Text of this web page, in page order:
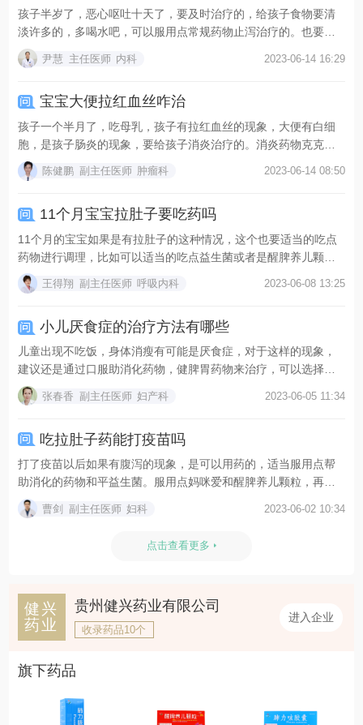
孩子半岁了，恶心呕吐十天了，要及时治疗的，给孩子食物要清
淡许多的，多喝水吧，可以服用点常规药物止泻治疗的。也要服
用...
尹慧 主任医师 内科 2023-06-14 16:29
宝宝大便拉红血丝咋治
孩子一个半月了，吃母乳，孩子有拉红血丝的现象，大便有白细
胞，是孩子肠炎的现象，要给孩子消炎治疗的。消炎药物克克常
规...
陈健鹏 副主任医师 肿瘤科 2023-06-14 08:50
11个月宝宝拉肚子要吃药吗
11个月的宝宝如果是有拉肚子的这种情况，这个也要适当的吃点
药物进行调理，比如可以适当的吃点益生菌或者是醒脾养儿颗
粒...
王得翔 副主任医师 呼吸内科 2023-06-08 13:25
小儿厌食症的治疗方法有哪些
儿童出现不吃饭，身体消瘦有可能是厌食症，对于这样的现象，
建议还是通过口服助消化药物，健脾胃药物来治疗，可以选择口
服...
张春香 副主任医师 妇产科 2023-06-05 11:34
吃拉肚子药能打疫苗吗
打了疫苗以后如果有腹泻的现象，是可以用药的，适当服用点帮
助消化的药物和平益生菌。服用点妈咪爱和醒脾养儿颗粒，再一
个...
曹剑 副主任医师 妇科 2023-06-02 10:34
点击查看更多
健兴
药业
贵州健兴药业有限公司
收录药品10个
进入企业
旗下药品